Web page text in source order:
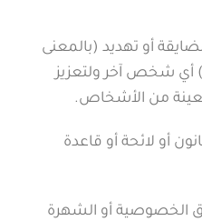
أو تهديد (بالمعنى
أي شخص آخر ولتعزيز
من الأشخاص.
أو لائحة أو قاعدة
الخصوصية أو الشهرة